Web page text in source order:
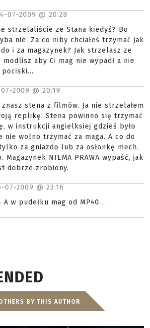
07-2009 @ 20:28
strzelaliście ze Stana kiedyś? Bo
nie. Za co niby chciałeś trzymać jak
i za magazynek? Jak strzelasz ze
aby Ci mag nie wypadł a nie
pociski...
2009 @ 20:19
stena z filmów. Ja nie strzelałem
replikę. Stena powinno się trzymać
w instrukcji angielksiej gdzieś było
nie wolno trzymać za maga. A co do
za gniazdo lub za osłonkę mech.
Magazynek NIEMA PRAWA wypaść, jak
dobrze zrobiony.
07-2009 @ 23:16
A w pudełku mag od MP40...
BY THIS AUTHOR